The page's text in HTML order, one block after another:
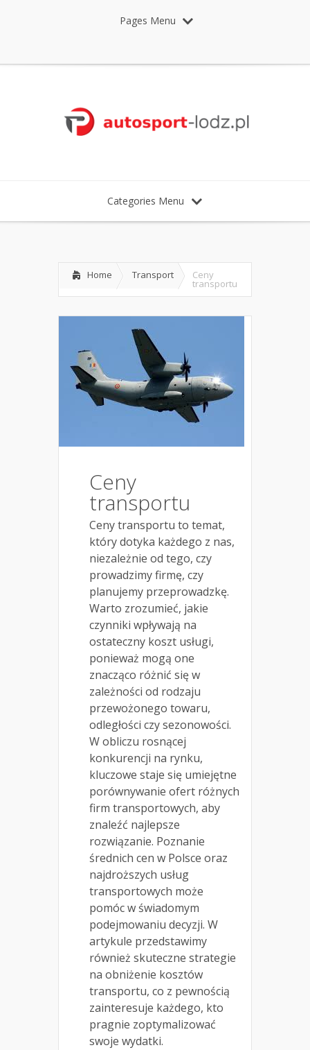
Pages Menu
Categories Menu
Home Transport Ceny
transportu
Ceny
transportu
Ceny transportu to temat,
który dotyka każdego z nas,
niezależnie od tego, czy
prowadzimy firmę, czy
planujemy przeprowadzkę.
Warto zrozumieć, jakie
czynniki wpływają na
ostateczny koszt usługi,
ponieważ mogą one
znacząco różnić się w
zależności od rodzaju
przewożonego towaru,
odległości czy sezonowości.
W obliczu rosnącej
konkurencji na rynku,
kluczowe staje się umiejętne
porównywanie ofert różnych
firm transportowych, aby
znaleźć najlepsze
rozwiązanie. Poznanie
średnich cen w Polsce oraz
najdroższych usług
transportowych może
pomóc w świadomym
podejmowaniu decyzji. W
artykule przedstawimy
również skuteczne strategie
na obniżenie kosztów
transportu, co z pewnością
zainteresuje każdego, kto
pragnie zoptymalizować
swoje wydatki.